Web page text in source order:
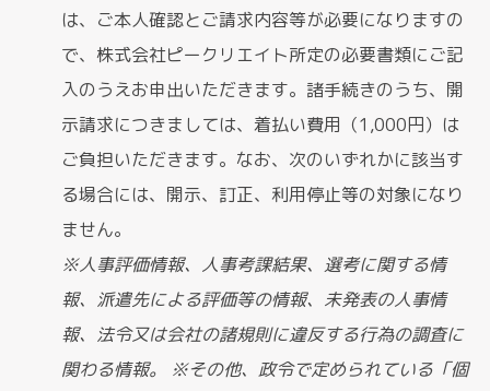
は、ご本人確認とご請求内容等が必要になりますの
で、株式会社ピークリエイト所定の必要書類にご記
入のうえお申出いただきます。諸手続きのうち、開
示請求につきましては、着払い費用（1,000円）は
ご負担いただきます。なお、次のいずれかに該当す
る場合には、開示、訂正、利用停止等の対象になり
ません。
※人事評価情報、人事考課結果、選考に関する情
報、派遣先による評価等の情報、未発表の人事情
報、法令又は会社の諸規則に違反する行為の調査に
関わる情報。 ※その他、政令で定められている「個